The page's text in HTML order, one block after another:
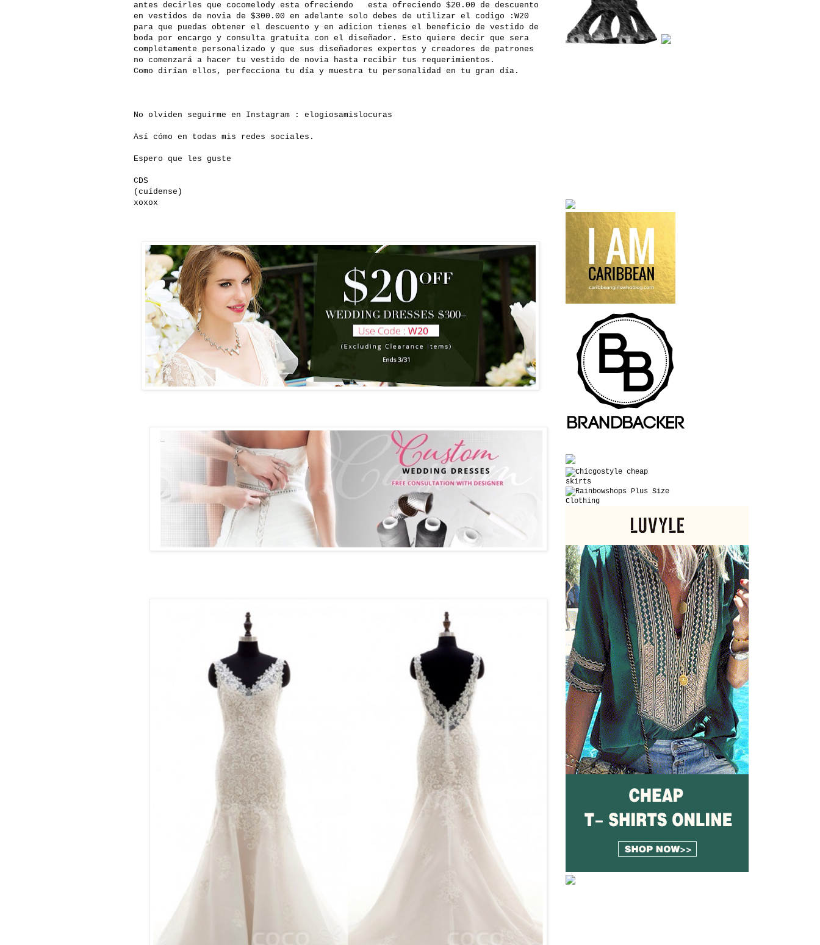
antes decirles que cocomelody esta ofreciendo esta ofreciendo $20.00 de descuento
en vestidos de novia de $300.00 en adelante solo debes de utilizar el codigo :W20
para que puedas obtener el descuento y en adicion tienes el beneficio de vestido de
boda por encargo y consulta gratuita con el diseñador. Esto quiere decir que sera
completamente personalizado y que sus diseñadores expertos y creadores de patrones
no comenzará a hacer tu vestido de novia hasta recibir tus requerimientos.
Como dirían ellos, perfecciona tu día y muestra tu personalidad en tu gran día.
No olviden seguirme en Instagram : elogiosamislocuras
Así cómo en todas mis redes sociales.
Espero que les guste
CDS
(cuídense)
xoxox